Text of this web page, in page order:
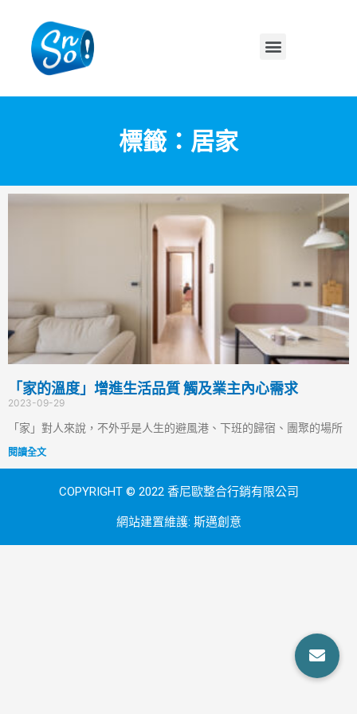
標籤：居家
「家的溫度」增進生活品質 觸及業主內心需求
2023-09-29
「家」對人來說，不外乎是人生的避風港、下班的歸宿、團聚的場所
閱讀全文
COPYRIGHT © 2022 香尼歐整合行銷有限公司
網站建置維護: 斯邁創意